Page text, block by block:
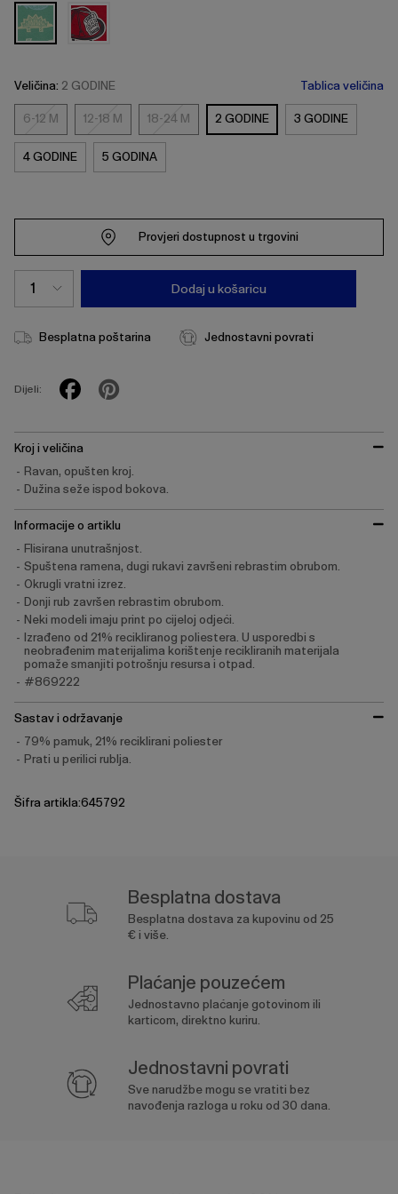
Veličina: 2 GODINE Tablica veličina
6-12 M
6-
12
12-18 M
12-
18
18-24 M
18- 2 GODINE 3 GODINE
4 GODINE 5 GODINA
Provjeri dostupnost u trgovini
Dodaj u košaricu
Besplatna poštarina Jednostavni povrati
Dijeli:
Kroj i veličina
Ravan, opušten kroj.
Dužina seže ispod bokova.
Informacije o artiklu
Flisirana unutrašnjost.
Spuštena ramena, dugi rukavi završeni rebrastim obrubom.
Okrugli vratni izrez.
Donji rub završen rebrastim obrubom.
Neki modeli imaju print po cijeloj odjeći.
Izrađeno od 21% recikliranog poliestera. U usporedbi s
neobrađenim materijalima korištenje recikliranih materijala
pomaže smanjiti potrošnju resursa i otpad.
#869222
Sastav i održavanje
79% pamuk, 21% reciklirani poliester
Prati u perilici rublja.
Šifra artikla:645792
Besplatna dostava
Besplatna dostava za kupovinu od 25
€ i više.
Plaćanje pouzećem
Jednostavno plaćanje gotovinom ili
karticom, direktno kuriru.
Jednostavni povrati
Sve narudžbe mogu se vratiti bez
navođenja razloga u roku od 30 dana.